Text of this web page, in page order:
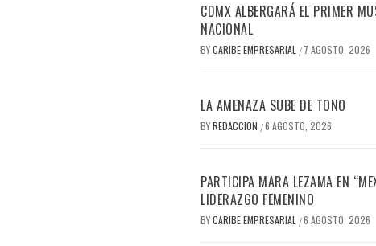
CDMX ALBERGARÁ EL PRIMER
NACIONAL
BYCARIBE EMPRESARIAL / 7 AGOSTO, 2026
LA AMENAZA SUBE DE TONO
BYREDACCION /6 AGOSTO, 2026
PARTICIPA MARA LEZAMA EN
LIDERAZGO FEMENINO
BYCARIBE EMPRESARIAL /6 AGOSTO, 2026